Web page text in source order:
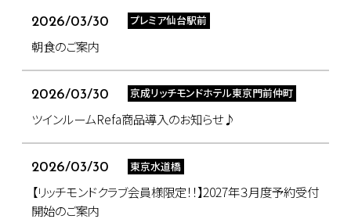
2026/03/30 プレミア仙台駅前
朝食のご案内
2026/03/30 京成リッチモンドホテル東京門前仲町
ツインルームRefa商品導入のお知らせ♪
2026/03/30 東京水道橋
【リッチモンドクラブ会員様限定！！】2027年３月度予約受付
開始のご案内